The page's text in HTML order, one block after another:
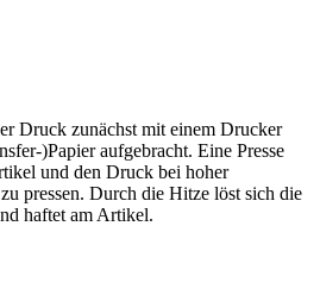
Druck zunächst mit einem Drucker
)Papier aufgebracht. Eine Presse
und den Druck bei hoher
pressen. Durch die Hitze löst sich die
haftet am Artikel.